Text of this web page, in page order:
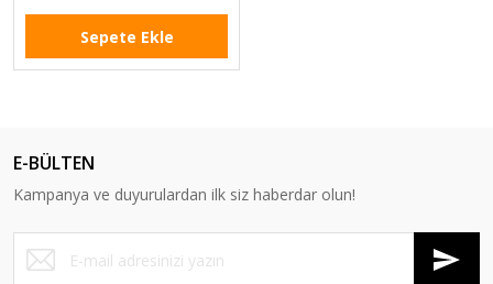
Sepete Ekle
E-BÜLTEN
Kampanya ve duyurulardan ilk siz haberdar olun!